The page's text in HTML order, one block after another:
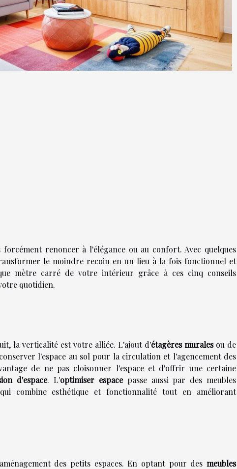
renoncer à l'élégance ou au confort. Avec quelques
le moindre recoin en un lieu à la fois fonctionnel et
mètre carré de votre intérieur grâce à ces cinq conseils
quotidien.
la verticalité est votre alliée. L'ajout d'étagères muralesou de
l'espace au sol pour la circulation et l'agencement des
de ne pas cloisonner l'espace et d'offrir une certaine
d'espace. L'optimiser espacepasse aussi par des meubles
combine esthétique et fonctionnalité tout en améliorant
des petits espaces. En optant pour desmeubles